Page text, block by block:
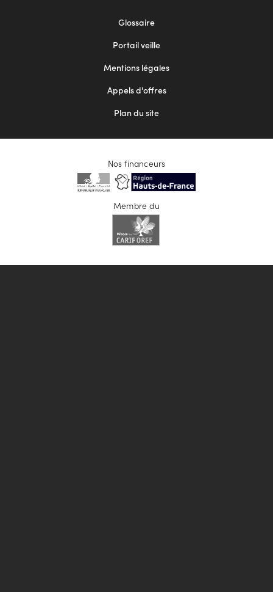
Glossaire
Portail veille
Mentions légales
Appels d'offres
Plan du site
Nos financeurs
Membre du